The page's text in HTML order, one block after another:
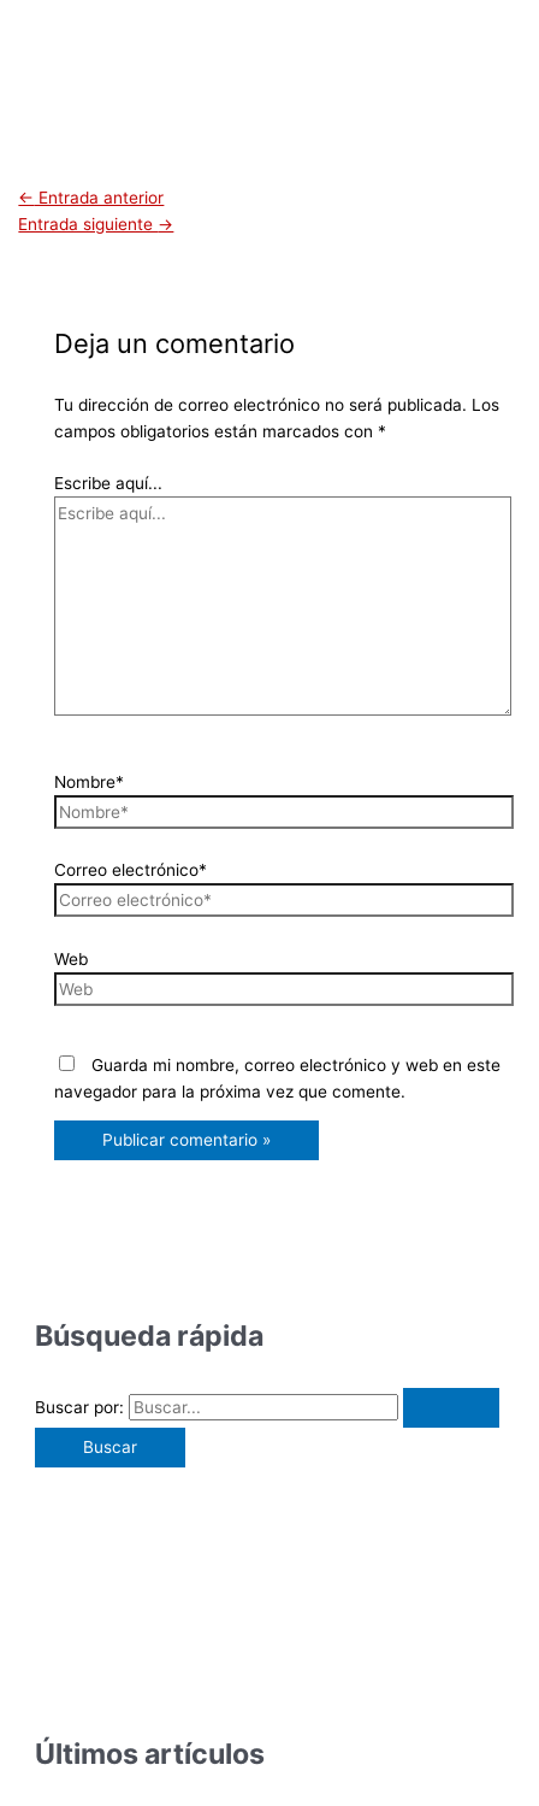
← Entrada anterior
Entrada siguiente →
Deja un comentario
Tu dirección de correo electrónico no será publicada. Los
campos obligatorios están marcados con *
Escribe aquí...
Nombre*
Correo electrónico*
Web
Guarda mi nombre, correo electrónico y web en este
navegador para la próxima vez que comente.
Búsqueda rápida
Buscar por:
Últimos artículos